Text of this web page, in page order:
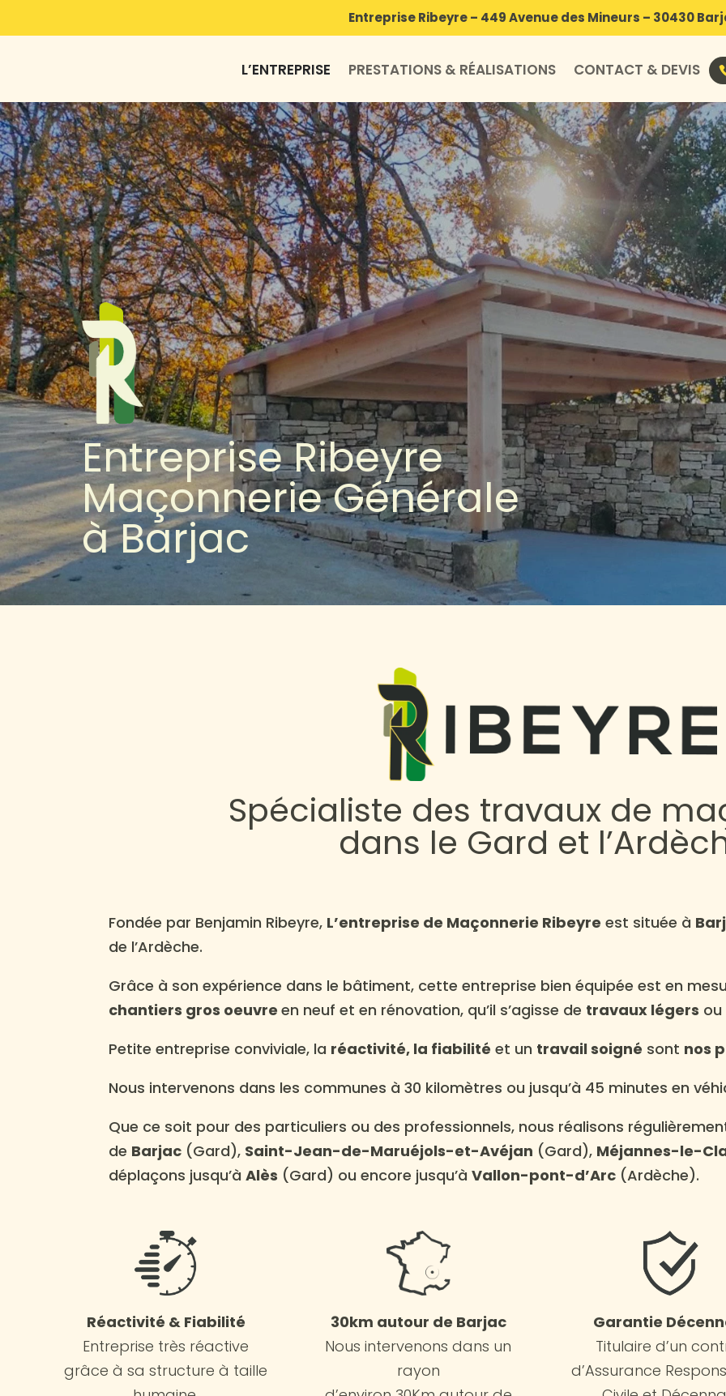
Entreprise Ribeyre – 449 Avenue des Mineurs – 30430
L’ENTREPRISE PRESTATIONS & RÉALISATIONS CONTACT & DEVIS
Entreprise Ribeyre
Maçonnerie Générale
à Barjac
Spécialiste des travaux de
dans le Gard et
Fondée par Benjamin Ribeyre, L’entreprise de Maçonnerie Ribeyre est située à
de l’Ardèche.
Grâce à son expérience dans le bâtiment, cette entreprise bien équipée est en
chantiers gros oeuvreen neuf et en rénovation, qu’il s’agisse de travaux légers
Petite entreprise conviviale, la réactivité, la fiabilité et un travail soigné sont nos
Nous intervenons dans les communes à 30 kilomètres ou jusqu’à 45 minutes en
Que ce soit pour des particuliers ou des professionnels, nous réalisons
de Barjac (Gard), Saint-Jean-de-Maruéjols-et-Avéjan (Gard), Méjannes-le-
déplaçons jusqu’àAlès (Gard) ou encore jusqu’àVallon-pont-d’Arc (Ardèche).
Réactivité & Fiabilité
Entreprise très réactive
grâce à sa structure à taille
30km autour de Barjac
Nous intervenons dans un
rayon
Garantie
Titulaire d’un
d’Assurance